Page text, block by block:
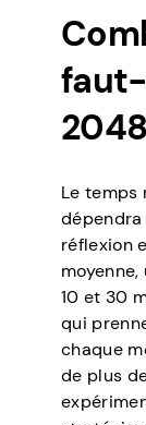
Le temps
réflexion
10 et 30
qui
chaque
de plus